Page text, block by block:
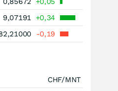
9,07191 +0,34
-0,19
CHF/MNT